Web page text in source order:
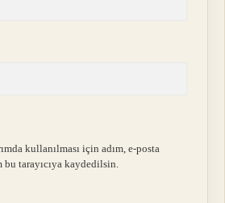
kullanılması için adım, e-posta
tarayıcıya kaydedilsin.